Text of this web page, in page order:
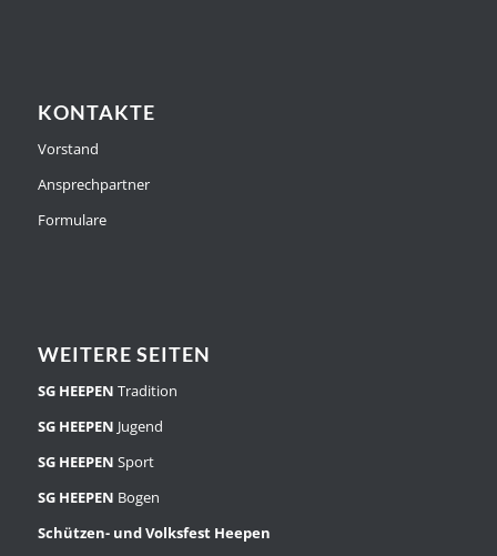
KONTAKTE
Vorstand
Ansprechpartner
Formulare
WEITERE SEITEN
SG HEEPEN Tradition
SG HEEPEN Jugend
SG HEEPEN Sport
SG HEEPEN Bogen
Schützen- und Volksfest Heepen